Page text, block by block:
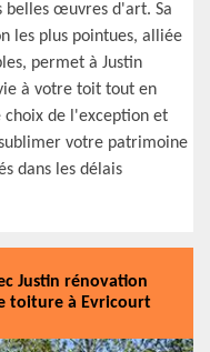
belles œuvres d'art. Sa
les plus pointues, alliée
permet à Justin
à votre toit tout en
choix de l'exception et
votre patrimoine
dans les délais
Justin rénovation
toiture à Evricourt